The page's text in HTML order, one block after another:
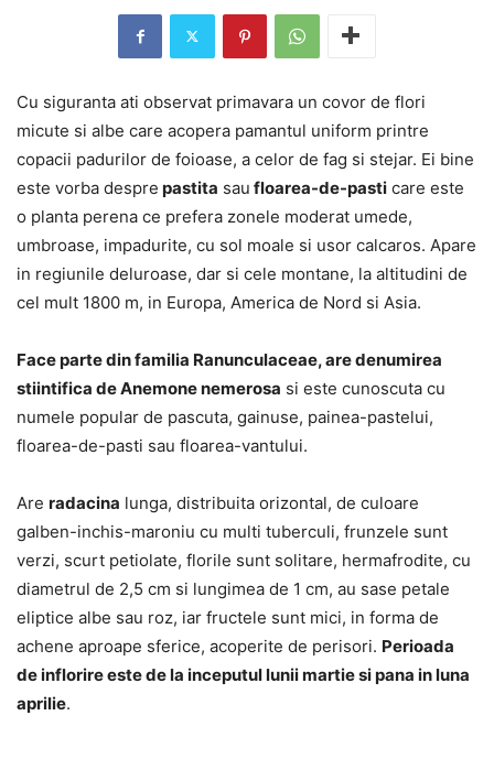
Cu siguranta ati observat primavara un covor de flori
micute si albe care acopera pamantul uniform printre
copacii padurilor de foioase, a celor de fag si stejar. Ei bine
este vorba despre pastita sau floarea-de-pasti care este
o planta perena ce prefera zonele moderat umede,
umbroase, impadurite, cu sol moale si usor calcaros. Apare
in regiunile deluroase, dar si cele montane, la altitudini de
cel mult 1800 m, in Europa, America de Nord si Asia.
Face parte din familia Ranunculaceae, are denumirea
stiintifica de Anemone nemerosa si este cunoscuta cu
numele popular de pascuta, gainuse, painea-pastelui,
floarea-de-pasti sau floarea-vantului.
Are radacina lunga, distribuita orizontal, de culoare
galben-inchis-maroniu cu multi tuberculi, frunzele sunt
verzi, scurt petiolate, florile sunt solitare, hermafrodite, cu
diametrul de 2,5 cm si lungimea de 1 cm, au sase petale
eliptice albe sau roz, iar fructele sunt mici, in forma de
achene aproape sferice, acoperite de perisori. Perioada
de inflorire este de la inceputul lunii martie si pana in luna
aprilie.